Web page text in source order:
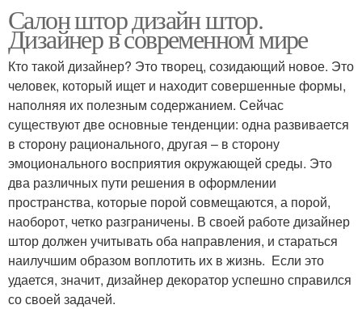
Салон штор дизайн штор.
Дизайнер в современном мире
Кто такой дизайнер? Это творец, созидающий новое. Это
человек, который ищет и находит совершенные формы,
наполняя их полезным содержанием. Сейчас
существуют две основные тенденции: одна развивается
в сторону рационального, другая – в сторону
эмоционального восприятия окружающей среды. Это
два различных пути решения в оформлении
пространства, которые порой совмещаются, а порой,
наоборот, четко разграничены. В своей работе дизайнер
штор должен учитывать оба направления, и стараться
наилучшим образом воплотить их в жизнь. Если это
удается, значит, дизайнер декоратор успешно справился
со своей задачей.